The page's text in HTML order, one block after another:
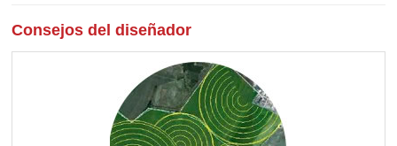
Consejos del diseñador